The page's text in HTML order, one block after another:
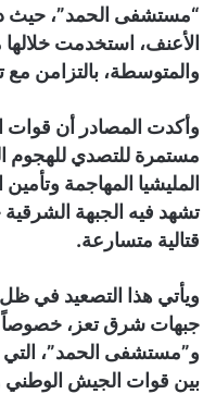
“مستشفى الحمد”، حيث
الأعنف، استخدمت خلالها
والمتوسطة، بالتزامن
وأكدت المصادر أن
مستمرة للتصدي للهجوم
المليشيا المهاجمة
تشهد فيه الجبهة
قتالية متسارعة.
ويأتي هذا التصعيد في
جبهات شرق تعز،
و”مستشفى الحمد”،
بين قوات الجيش الوطني